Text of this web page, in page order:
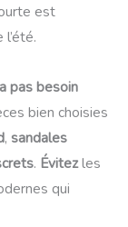
est
l’été.
pas besoin
bien choisies
, sandales
. Évitezles
qui